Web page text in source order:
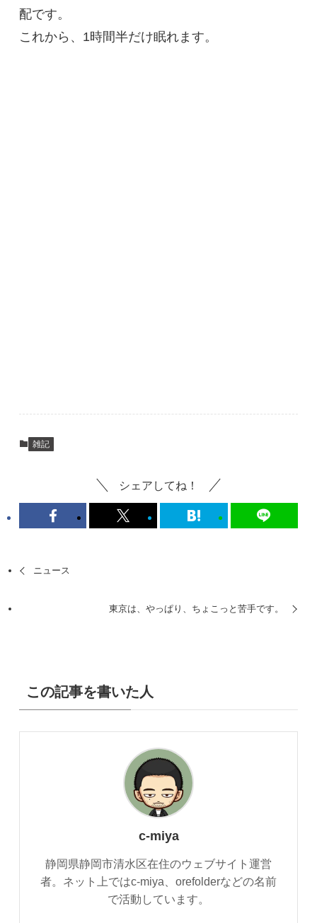
配です。
これから、1時間半だけ眠れます。
雑記
シェアしてね！
ニュース
東京は、やっぱり、ちょこっと苦手です。
この記事を書いた人
c-miya
静岡県静岡市清水区在住のウェブサイト運営
者。ネット上ではc-miya、orefolderなどの名前
で活動しています。